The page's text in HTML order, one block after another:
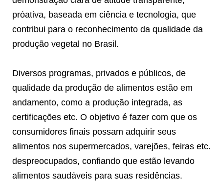
próativa, baseada em ciência e tecnologia, que
contribui para o reconhecimento da qualidade da
produção vegetal no Brasil.
Diversos programas, privados e públicos, de
qualidade da produção de alimentos estão em
andamento, como a produção integrada, as
certificações etc. O objetivo é fazer com que os
consumidores finais possam adquirir seus
alimentos nos supermercados, varejões, feiras etc.
despreocupados, confiando que estão levando
alimentos saudáveis para suas residências.